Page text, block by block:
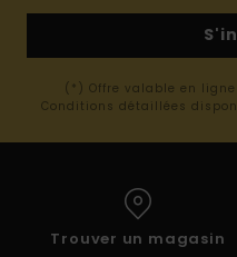
(*) Offre valable en
Conditions détaillées
Trouver un magasin